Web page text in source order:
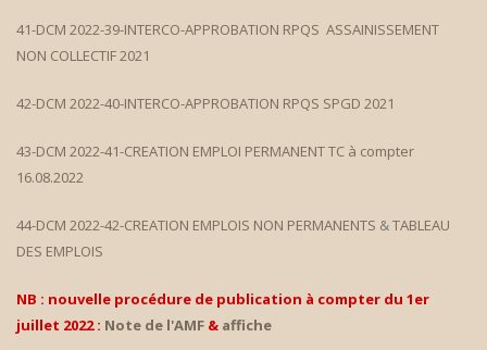
41-DCM 2022-39-INTERCO-APPROBATION RPQS ASSAINISSEMENT
NON COLLECTIF 2021
42-DCM 2022-40-INTERCO-APPROBATION RPQS SPGD 2021
43-DCM 2022-41-CREATION EMPLOI PERMANENT TC à compter
16.08.2022
44-DCM 2022-42-CREATION EMPLOIS NON PERMANENTS &TABLEAU
DES EMPLOIS
NB : nouvelle procédure de publication à compter du 1er
juillet 2022 : Note de l'AMF & affiche